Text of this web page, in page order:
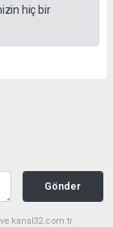
hiç bir
Gönder
kanal32.com.tr